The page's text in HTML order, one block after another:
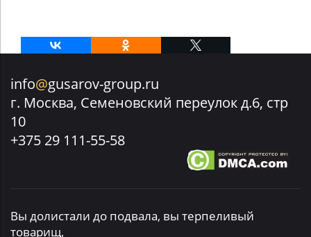
info@gusarov-group.ru
г. Москва, Семеновский переулок д.6, стр
10
+375 29 111-55-58
Вы долистали до подвала, вы терпеливый
товарищ,